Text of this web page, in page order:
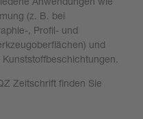
(z. B. bei
, Profil- und
und
Zeitschrift finden Sie